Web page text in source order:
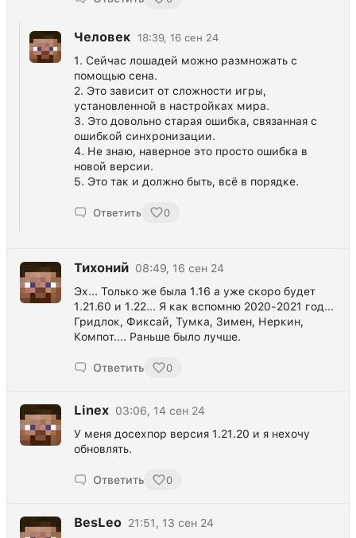
Человек 18:39, 16 сен 24
1. Сейчас лошадей можно размножать с
помощью сена.
2. Это зависит от сложности игры,
установленной в настройках мира.
3. Это довольно старая ошибка, связанная с
ошибкой синхронизации.
4. Не знаю, наверное это просто ошибка в
новой версии.
5. Это так и должно быть, всё в порядке.
Ответить 0
Тихоний 08:49, 16 сен 24
Эх... Только же была 1.16 а уже скоро будет
1.21.60 и 1.22... Я как вспомню 2020-2021 год...
Гридлок, Фиксай, Тумка, Зимен, Неркин,
Компот.... Раньше было лучше.
Ответить 0
Linex 03:06, 14 сен 24
У меня досехпор версия 1.21.20 и я нехочу
обновлять.
Ответить 0
BesLeo 21:51, 13 сен 24